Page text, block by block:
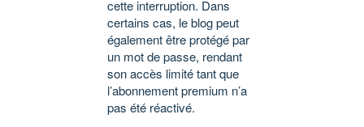
cette interruption. Dans
certains cas, le blog peut
également être protégé par
un mot de passe, rendant
son accès limité tant que
l’abonnement premium n’a
pas été réactivé.